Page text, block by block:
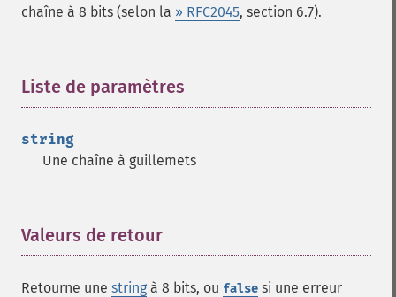
chaîne à 8 bits (selon la » RFC2045, section 6.7).
Liste de paramètres
string
Une chaîne à guillemets
Valeurs de retour
Retourne une string à 8 bits, ou false si une erreur